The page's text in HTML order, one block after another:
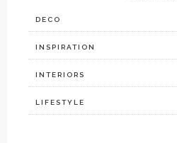
DECO
INSPIRATION
INTERIORS
LIFESTYLE